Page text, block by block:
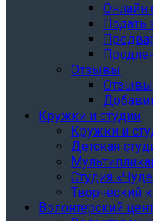
Онлайн
Подать
Отзывы
Отзывы
Кружки и студии
Кружки и
Детская
Студия
Творческий
Волонтерский